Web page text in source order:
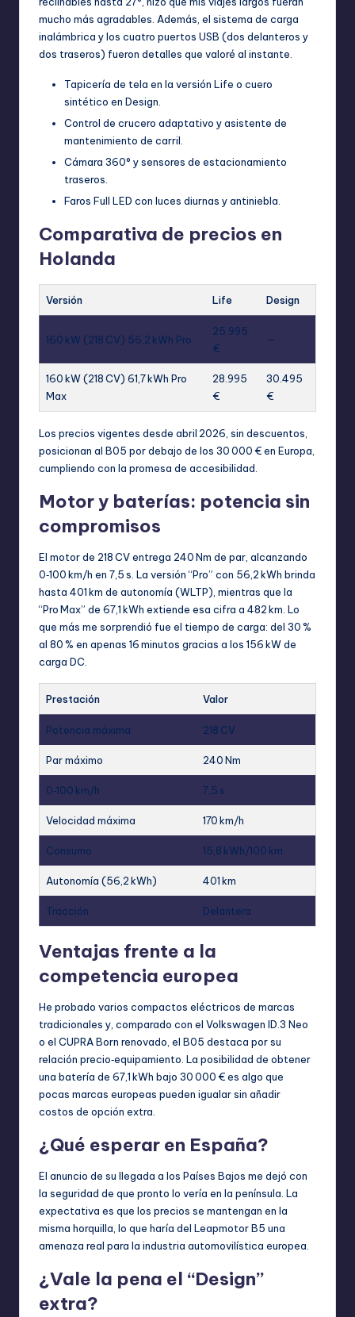
mucho más agradables. Además, el sistema de carga
inalámbrica y los cuatro puertos USB (dos delanteros y
dos traseros) fueron detalles que valoré al instante.
Tapicería de tela en la versión Life o cuero
sintético en Design.
Control de crucero adaptativo y asistente de
mantenimiento de carril.
Cámara 360° y sensores de estacionamiento
traseros.
Faros Full LED con luces diurnas y antiniebla.
Comparativa de precios en
Holanda
Versión Life Design
160 kW (218 CV) 56,2 kWh Pro
25.995
€
—
160 kW (218 CV) 61,7 kWh Pro
Max
28.995
€
30.495
€
Los precios vigentes desde abril 2026, sin descuentos,
posicionan al B05 por debajo de los 30 000 € en Europa,
cumpliendo con la promesa de accesibilidad.
Motor y baterías: potencia sin
compromisos
El motor de 218 CV entrega 240 Nm de par, alcanzando
0‑100 km/h en 7,5 s. La versión “Pro” con 56,2 kWh brinda
hasta 401 km de autonomía (WLTP), mientras que la
“Pro Max” de 67,1 kWh extiende esa cifra a 482 km. Lo
que más me sorprendió fue el tiempo de carga: del 30 %
al 80 % en apenas 16 minutos gracias a los 156 kW de
carga DC.
Prestación Valor
Potencia máxima 218 CV
Par máximo 240 Nm
0‑100 km/h 7,5 s
Velocidad máxima 170 km/h
Consumo 15,8 kWh/100 km
Autonomía (56,2 kWh) 401 km
Tracción Delantera
Ventajas frente a la
competencia europea
He probado varios compactos eléctricos de marcas
tradicionales y, comparado con el Volkswagen ID.3 Neo
o el CUPRA Born renovado, el B05 destaca por su
relación precio‑equipamiento. La posibilidad de obtener
una batería de 67,1 kWh bajo 30 000 € es algo que
pocas marcas europeas pueden igualar sin añadir
costos de opción extra.
¿Qué esperar en España?
El anuncio de su llegada a los Países Bajos me dejó con
la seguridad de que pronto lo vería en la península. La
expectativa es que los precios se mantengan en la
misma horquilla, lo que haría del Leapmotor B5 una
amenaza real para la industria automovilística europea.
¿Vale la pena el “Design”
extra?